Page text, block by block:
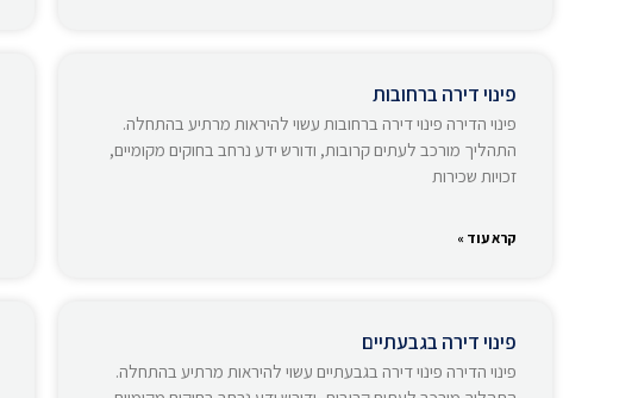
פינוי דירה ברחובות
פינוי הדירה פינוי דירה ברחובות עשוי להיראות מרתיע בהתחלה.
התהליך מורכב לעתים קרובות, ודורש ידע נרחב בחוקים מקומיים,
זכויות שכירות
קרא עוד »
פינוי דירה בגבעתיים
פינוי הדירה פינוי דירה בגבעתיים עשוי להיראות מרתיע בהתחלה.